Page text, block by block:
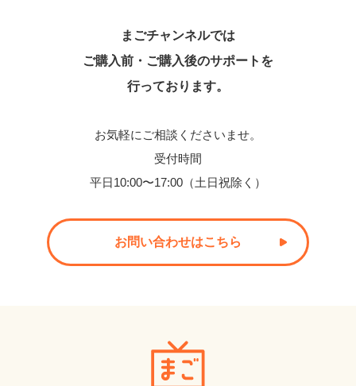
まごチャンネルでは
ご購入前・ご購入後のサポートを
行っております。
お気軽にご相談くださいませ。
受付時間
平日10:00〜17:00（土日祝除く）
お問い合わせはこちら